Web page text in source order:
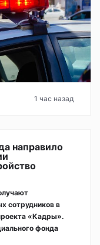
1 час назад
направило
сотрудников в
«Кадры».
фонда